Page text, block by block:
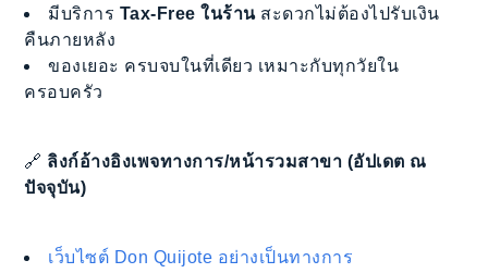
มีบริการ Tax-Free ในร้านสะดวกไม่ต้องไปรับเงิน
คืนภายหลัง
ของเยอะ ครบจบในที่เดียว เหมาะกับทุกวัยใน
ครอบครัว
🔗 ลิงก์อ้างอิงเพจทางการ/หน้ารวมสาขา (อัปเดต ณ
ปัจจุบัน)
เว็บไซต์ Don Quijote อย่างเป็นทางการ